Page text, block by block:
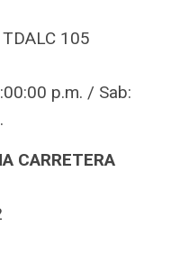
105
p.m. / Sab:
CARRETERA